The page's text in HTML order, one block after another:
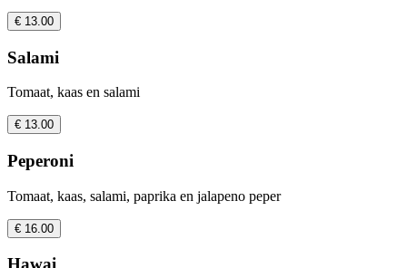
€ 13.00
Salami
Tomaat, kaas en salami
€ 13.00
Peperoni
Tomaat, kaas, salami, paprika en jalapeno peper
€ 16.00